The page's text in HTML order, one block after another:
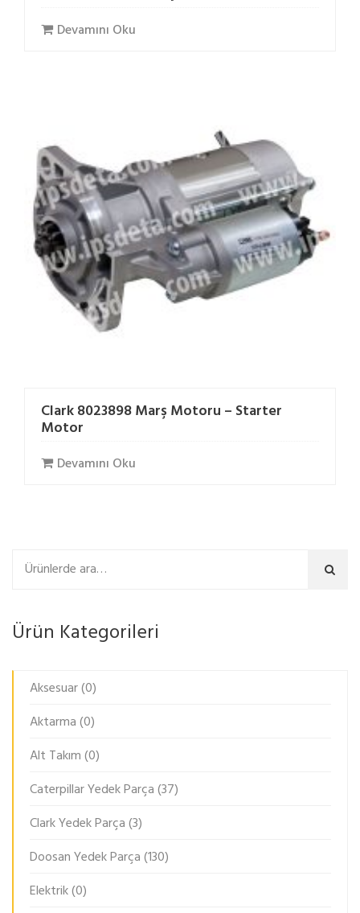
Devamını Oku
Clark 8023898 Marş Motoru – Starter
Motor
Devamını Oku
Ara
Ürün Kategorileri
Aksesuar(0)
Aktarma(0)
Alt Takım(0)
Caterpillar Yedek Parça(37)
Clark Yedek Parça(3)
Doosan Yedek Parça(130)
Elektrik(0)